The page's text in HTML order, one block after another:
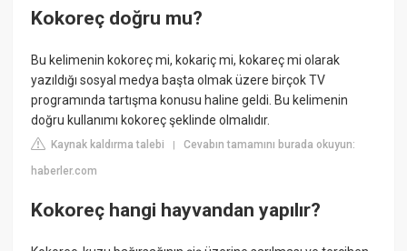
Kokoreç doğru mu?
Bu kelimenin kokoreç mi, kokariç mi, kokareç mi olarak
yazıldığı sosyal medya başta olmak üzere birçok TV
programında tartışma konusu haline geldi. Bu kelimenin
doğru kullanımı kokoreç şeklinde olmalıdır.
Kaynak kaldırma talebi |Cevabın tamamını burada okuyun:
haberler.com
Kokoreç hangi hayvandan yapılır?